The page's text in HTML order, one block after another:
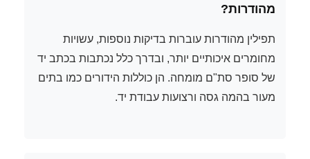
מהודרות?
תפילין מהודרות עוברות בדיקות נוספות, עשויות
מחומרים איכותיים יותר, ובדרך כלל נכתבות בכתב יד
של סופר סת"ם מומחה. הן כוללות הידורים כמו בתים
מעור בהמה גסה ורצועות עבודת יד.